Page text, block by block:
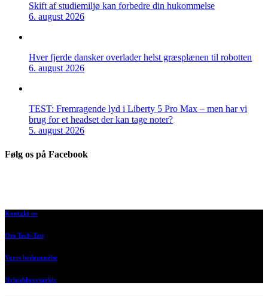
Skift af studiemiljø kan forbedre din hukommelse
6. august 2026
Hver fjerde dansker overlader helst græsplænen til robotten
6. august 2026
TEST: Fremragende lyd i Liberty 5 Pro Max – men har vi
brug for et headset der kan tage noter?
5. august 2026
Følg os på Facebook
Kontakt os
Om Tech-Test
Vores bedømmelse
Nyhedsbrevsarkiv